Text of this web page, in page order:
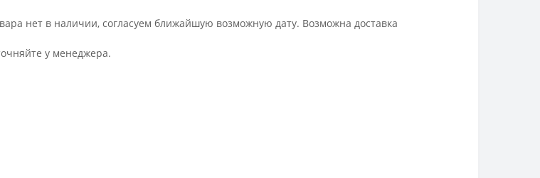
нет в наличии, согласуем ближайшую возможную дату. Возможна доставка
у менеджера.